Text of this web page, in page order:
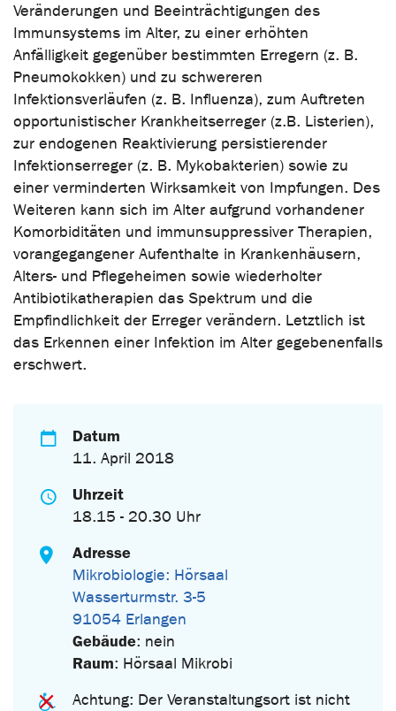
Veränderungen und Beeinträchtigungen des
Immunsystems im Alter, zu einer erhöhten
Anfälligkeit gegenüber bestimmten Erregern (z. B.
Pneumokokken) und zu schwereren
Infektionsverläufen (z. B. Influenza), zum Auftreten
opportunistischer Krankheitserreger (z.B. Listerien),
zur endogenen Reaktivierung persistierender
Infektionserreger (z. B. Mykobakterien) sowie zu
einer verminderten Wirksamkeit von Impfungen. Des
Weiteren kann sich im Alter aufgrund vorhandener
Komorbiditäten und immunsuppressiver Therapien,
vorangegangener Aufenthalte in Krankenhäusern,
Alters- und Pflegeheimen sowie wiederholter
Antibiotikatherapien das Spektrum und die
Empfindlichkeit der Erreger verändern. Letztlich ist
das Erkennen einer Infektion im Alter gegebenenfalls
erschwert.
Datum
11. April 2018
Uhrzeit
18.15 - 20.30 Uhr
Adresse
Mikrobiologie: Hörsaal
Wasserturmstr. 3-5
91054 Erlangen
Gebäude: nein
Raum: Hörsaal Mikrobi
Achtung: Der Veranstaltungsort ist nicht